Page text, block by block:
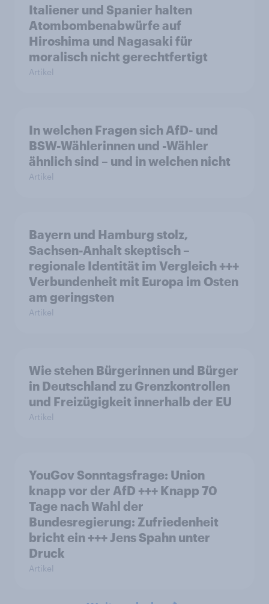
Italiener und Spanier halten
Atombombenabwürfe auf
Hiroshima und Nagasaki für
moralisch nicht gerechtfertigt
Artikel
In welchen Fragen sich AfD- und
BSW-Wählerinnen und -Wähler
ähnlich sind – und in welchen nicht
Artikel
Bayern und Hamburg stolz,
Sachsen-Anhalt skeptisch –
regionale Identität im Vergleich +++
Verbundenheit mit Europa im Osten
am geringsten
Artikel
Wie stehen Bürgerinnen und Bürger
in Deutschland zu Grenzkontrollen
und Freizügigkeit innerhalb der EU
Artikel
YouGov Sonntagsfrage: Union
knapp vor der AfD +++ Knapp 70
Tage nach Wahl der
Bundesregierung: Zufriedenheit
bricht ein +++ Jens Spahn unter
Druck
Artikel